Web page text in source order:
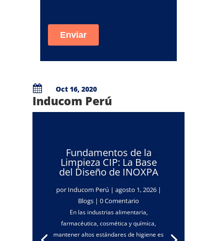
 Oct 16, 2020
Inducom Perú
Fundamentos de la
Limpieza CIP: La Base
del Diseño de INOXPA
por Inducom Perú | agosto 1, 2026|
Blogs | 0 Comentario
En las industrias alimentaria,
farmacéutica, cosmética y química,
mantener altos estándares de higiene es